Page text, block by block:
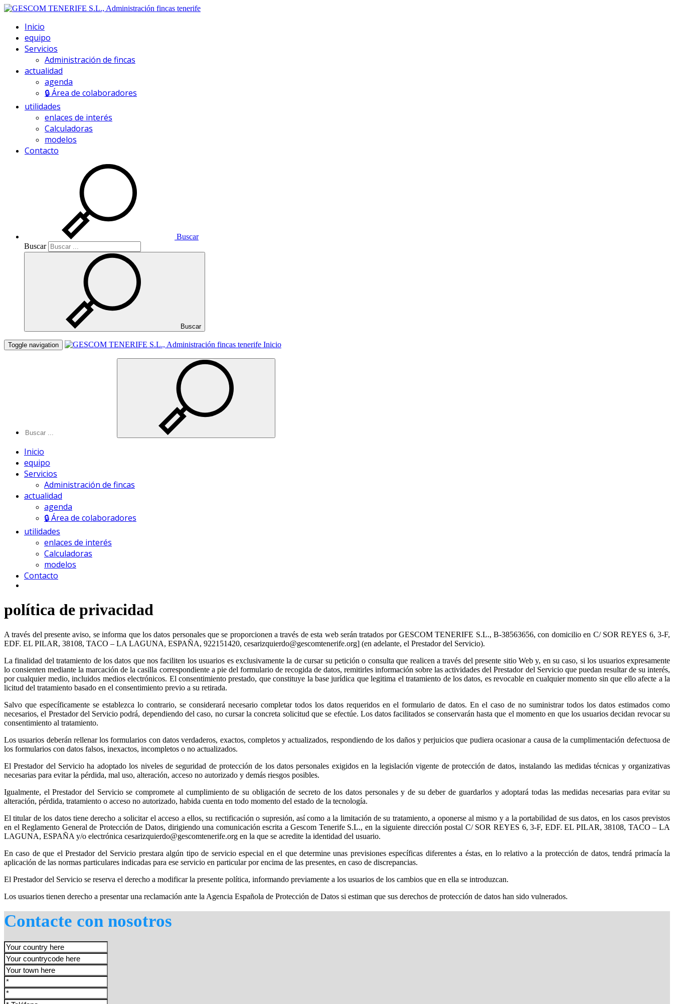
Inicio
equipo
Servicios
Administración de fincas
actualidad
agenda
🔒 Área de colaboradores
utilidades
enlaces de interés
Calculadoras
modelos
Contacto
Buscar
Buscar
Buscar
Toggle navigation Inicio
Inicio
equipo
Servicios
Administración de fincas
actualidad
agenda
🔒 Área de colaboradores
utilidades
enlaces de interés
Calculadoras
modelos
Contacto
política de privacidad
A través del presente aviso, se informa que los datos personales que se proporcionen a través de esta web serán tratados por GESCOM TENERIFE S.L., B-38563656, con domicilio en C/ SOR REYES 6, 3-F,
EDF. EL PILAR, 38108, TACO – LA LAGUNA, ESPAÑA, 922151420, cesarizquierdo@gescomtenerife.org] (en adelante, el Prestador del Servicio).
La finalidad del tratamiento de los datos que nos faciliten los usuarios es exclusivamente la de cursar su petición o consulta que realicen a través del presente sitio Web y, en su caso, si los usuarios expresamente
lo consienten mediante la marcación de la casilla correspondiente a pie del formulario de recogida de datos, remitirles información sobre las actividades del Prestador del Servicio que puedan resultar de su interés,
por cualquier medio, incluidos medios electrónicos. El consentimiento prestado, que constituye la base jurídica que legitima el tratamiento de los datos, es revocable en cualquier momento sin que ello afecte a la
licitud del tratamiento basado en el consentimiento previo a su retirada.
Salvo que específicamente se establezca lo contrario, se considerará necesario completar todos los datos requeridos en el formulario de datos. En el caso de no suministrar todos los datos estimados como
necesarios, el Prestador del Servicio podrá, dependiendo del caso, no cursar la concreta solicitud que se efectúe. Los datos facilitados se conservarán hasta que el momento en que los usuarios decidan revocar su
consentimiento al tratamiento.
Los usuarios deberán rellenar los formularios con datos verdaderos, exactos, completos y actualizados, respondiendo de los daños y perjuicios que pudiera ocasionar a causa de la cumplimentación defectuosa de
los formularios con datos falsos, inexactos, incompletos o no actualizados.
El Prestador del Servicio ha adoptado los niveles de seguridad de protección de los datos personales exigidos en la legislación vigente de protección de datos, instalando las medidas técnicas y organizativas
necesarias para evitar la pérdida, mal uso, alteración, acceso no autorizado y demás riesgos posibles.
Igualmente, el Prestador del Servicio se compromete al cumplimiento de su obligación de secreto de los datos personales y de su deber de guardarlos y adoptará todas las medidas necesarias para evitar su
alteración, pérdida, tratamiento o acceso no autorizado, habida cuenta en todo momento del estado de la tecnología.
El titular de los datos tiene derecho a solicitar el acceso a ellos, su rectificación o supresión, así como a la limitación de su tratamiento, a oponerse al mismo y a la portabilidad de sus datos, en los casos previstos
en el Reglamento General de Protección de Datos, dirigiendo una comunicación escrita a Gescom Tenerife S.L., en la siguiente dirección postal C/ SOR REYES 6, 3-F, EDF. EL PILAR, 38108, TACO – LA
LAGUNA, ESPAÑA y/o electrónica cesarizquierdo@gescomtenerife.org en la que se acredite la identidad del usuario.
En caso de que el Prestador del Servicio prestara algún tipo de servicio especial en el que determine unas previsiones específicas diferentes a éstas, en lo relativo a la protección de datos, tendrá primacía la
aplicación de las normas particulares indicadas para ese servicio en particular por encima de las presentes, en caso de discrepancias.
El Prestador del Servicio se reserva el derecho a modificar la presente política, informando previamente a los usuarios de los cambios que en ella se introduzcan.
Los usuarios tienen derecho a presentar una reclamación ante la Agencia Española de Protección de Datos si estiman que sus derechos de protección de datos han sido vulnerados.
Contacte con nosotros